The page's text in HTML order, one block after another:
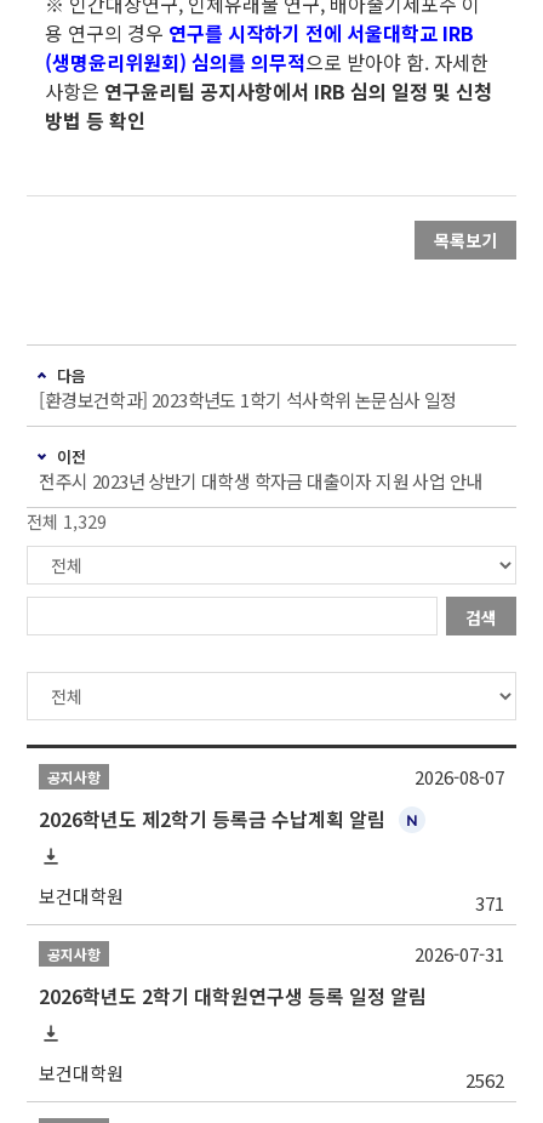
용 연구의 경우 연구를 시작하기 전에 서울대학교 IRB
(생명윤리위원회) 심의를 의무적으로 받아야 함. 자세한
사항은 연구윤리팀 공지사항에서 IRB심의 일정 및 신청
방법 등 확인
목록보기
다음
[환경보건학과] 2023학년도 1학기 석사학위 논문심사 일정
이전
전주시 2023년 상반기 대학생 학자금 대출이자 지원 사업 안내
전체 1,329
검색
공지사항
2026학년도 제2학기 등록금 수납계획 알림
보건대학원 371
2026-08-07
공지사항
2026학년도 2학기 대학원연구생 등록 일정 알림
보건대학원 2562
2026-07-31